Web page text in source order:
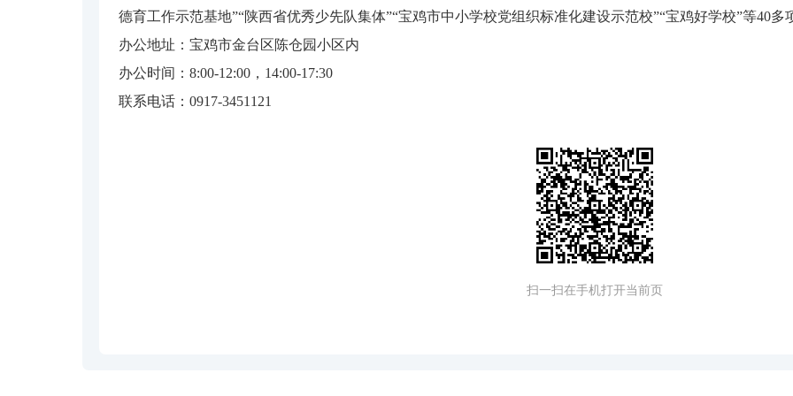
德育工作示范基地”“陕西省优秀少先队集体”“宝鸡市中小学校党组织标准化建设示范校”“宝鸡好学校”等40多
办公地址：宝鸡市金台区陈仓园小区内
办公时间：8:00-12:00，14:00-17:30
联系电话：0917-3451121
扫一扫在手机打开当前页